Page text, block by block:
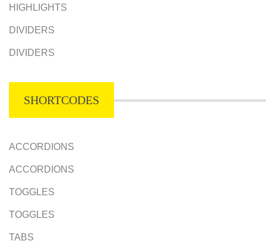
HIGHLIGHTS
DIVIDERS
DIVIDERS
SHORTCODES
ACCORDIONS
ACCORDIONS
TOGGLES
TOGGLES
TABS